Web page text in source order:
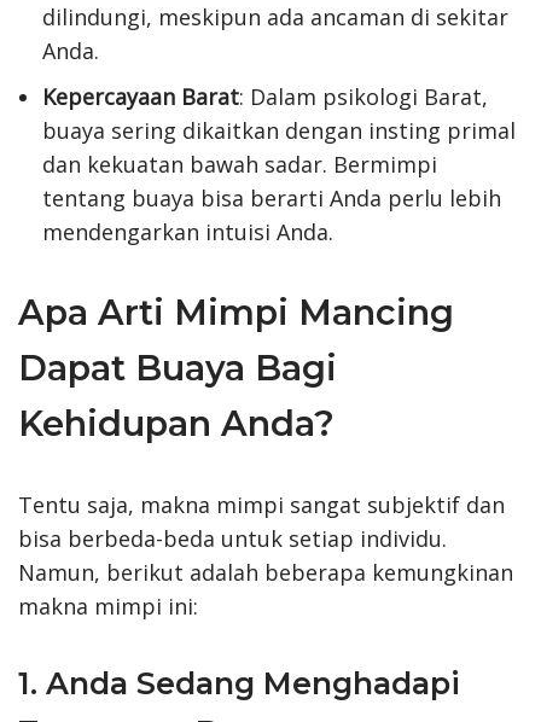
dilindungi, meskipun ada ancaman di sekitar
Anda.
Kepercayaan Barat: Dalam psikologi Barat,
buaya sering dikaitkan dengan insting primal
dan kekuatan bawah sadar. Bermimpi
tentang buaya bisa berarti Anda perlu lebih
mendengarkan intuisi Anda.
Apa Arti Mimpi Mancing
Dapat Buaya Bagi
Kehidupan Anda?
Tentu saja, makna mimpi sangat subjektif dan
bisa berbeda-beda untuk setiap individu.
Namun, berikut adalah beberapa kemungkinan
makna mimpi ini:
1. Anda Sedang Menghadapi